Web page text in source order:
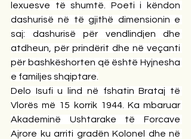
lexuesve të shumtë. Poeti i këndon
dashurisë në të gjithë dimensionin e
saj: dashurisë për vendlindjen dhe
atdheun, për prindërit dhe në veçanti
për bashkëshorten që është Hyjnesha
e familjes shqiptare.
Delo Isufi u lind në fshatin Brataj të
Vlorës më 15 korrik 1944. Ka mbaruar
Akademinë Ushtarake të Forcave
Ajrore ku arriti gradën Kolonel dhe në